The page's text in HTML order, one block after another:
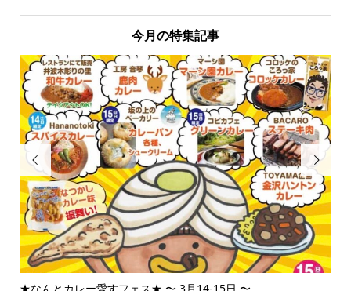
今月の特集記事

★なんとカレー愛すフェス★ 〜 3月14-15日 〜
